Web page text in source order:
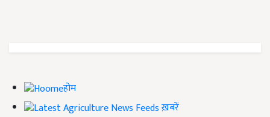
होम
ख़बरें